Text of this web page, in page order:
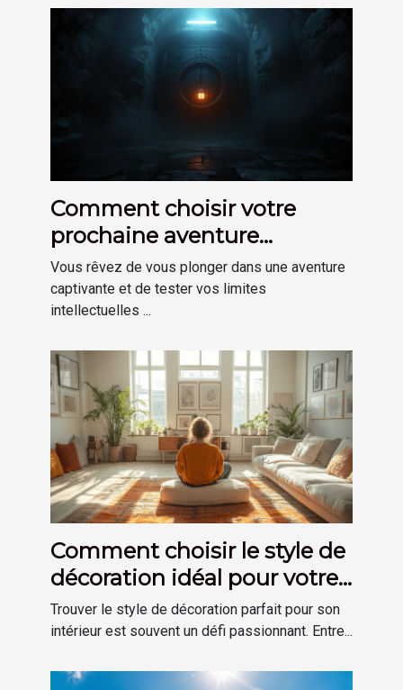
Comment choisir votre
prochaine aventure
d'escape game immersive
Vous rêvez de vous plonger dans une aventure
captivante et de tester vos limites
intellectuelles ...
Comment choisir le style de
décoration idéal pour votre
maison
Trouver le style de décoration parfait pour son
intérieur est souvent un défi passionnant. Entre...